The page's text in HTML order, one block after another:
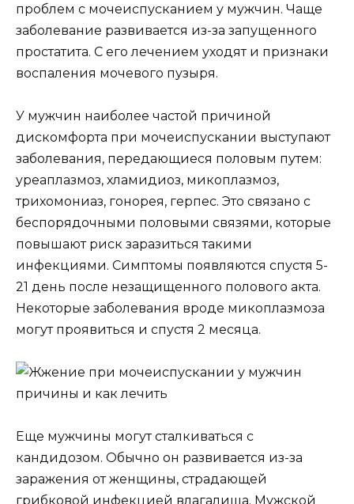
проблем с мочеиспусканием у мужчин. Чаще
заболевание развивается из-за запущенного
простатита. С его лечением уходят и признаки
воспаления мочевого пузыря.
У мужчин наиболее частой причиной
дискомфорта при мочеиспускании выступают
заболевания, передающиеся половым путем:
уреаплазмоз, хламидиоз, микоплазмоз,
трихомониаз, гонорея, герпес. Это связано с
беспорядочными половыми связями, которые
повышают риск заразиться такими
инфекциями. Симптомы появляются спустя 5-
21 день после незащищенного полового акта.
Некоторые заболевания вроде микоплазмоза
могут проявиться и спустя 2 месяца.
Еще мужчины могут сталкиваться с
кандидозом. Обычно он развивается из-за
заражения от женщины, страдающей
грибковой инфекцией влагалища. Мужской